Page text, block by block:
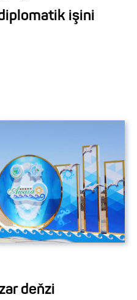
işini
deňzi